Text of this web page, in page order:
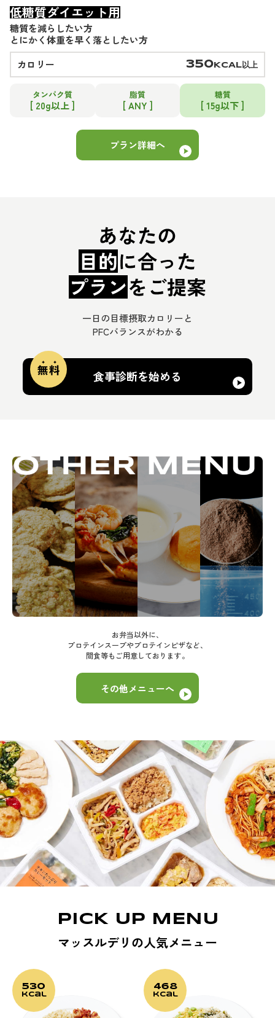
低糖質ダイエット用
糖質を減らしたい方
とにかく体重を早く落としたい方
カロリー
350 KCAL以上
タンパク質
[ 20g以上 ]
脂質
[ ANY ]
糖質
[ 15g以下 ]
プラン詳細へ
一日の目標摂取カロリーと
PFCバランスがわかる
食事診断を始める
お弁当以外に、
プロテインスープやプロテインピザなど、
間食等もご用意しております。
その他メニューへ
PICK UP MENU
マッスルデリの人気メニュー
530
kcal
468
kcal